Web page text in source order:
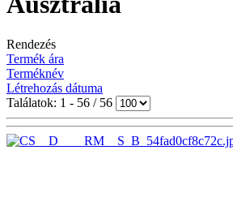
Rendezés
Termék ára
Terméknév
Létrehozás dátuma
Találatok: 1 - 56 / 56